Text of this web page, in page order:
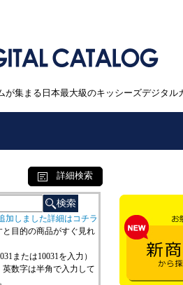
が集まる日本最大級のキッシーズデジタル
詳細検索
加しました詳細はコチラ
目的の商品がすぐ見れ
または10031を入力）
数字は半角で入力して